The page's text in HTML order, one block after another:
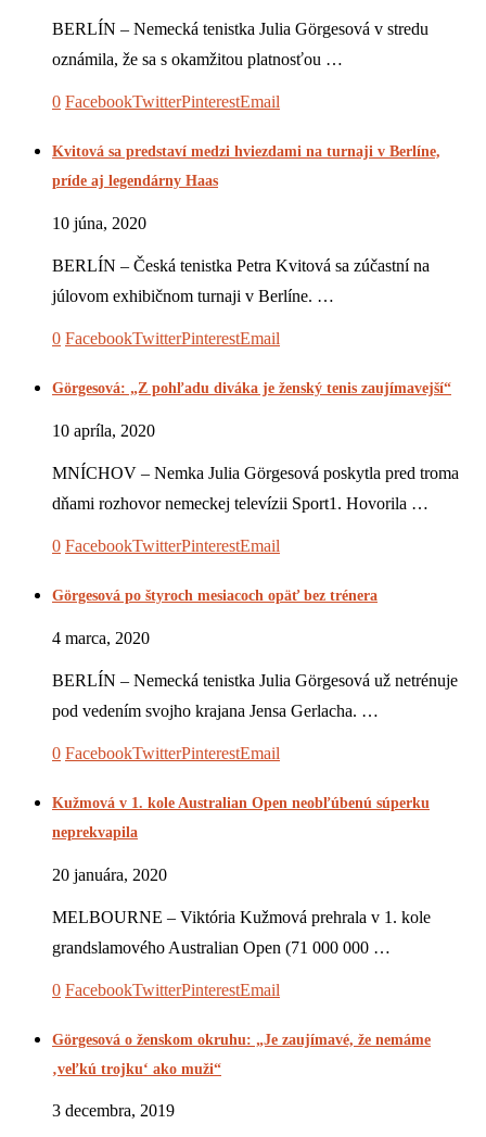
BERLÍN – Nemecká tenistka Julia Görgesová v stredu
oznámila, že sa s okamžitou platnosťou …
0 FacebookTwitterPinterestEmail
Kvitová sa predstaví medzi hviezdami na turnaji v Berlíne,
príde aj legendárny Haas
10 júna, 2020
BERLÍN – Česká tenistka Petra Kvitová sa zúčastní na
júlovom exhibičnom turnaji v Berlíne. …
0 FacebookTwitterPinterestEmail
Görgesová: „Z pohľadu diváka je ženský tenis zaujímavejší“
10 apríla, 2020
MNÍCHOV – Nemka Julia Görgesová poskytla pred troma
dňami rozhovor nemeckej televízii Sport1. Hovorila …
0 FacebookTwitterPinterestEmail
Görgesová po štyroch mesiacoch opäť bez trénera
4 marca, 2020
BERLÍN – Nemecká tenistka Julia Görgesová už netrénuje
pod vedením svojho krajana Jensa Gerlacha. …
0 FacebookTwitterPinterestEmail
Kužmová v 1. kole Australian Open neobľúbenú súperku
neprekvapila
20 januára, 2020
MELBOURNE – Viktória Kužmová prehrala v 1. kole
grandslamového Australian Open (71 000 000 …
0 FacebookTwitterPinterestEmail
Görgesová o ženskom okruhu: „Je zaujímavé, že nemáme
‚veľkú trojku‘ ako muži“
3 decembra, 2019